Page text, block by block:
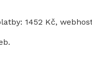
1452 Kč,